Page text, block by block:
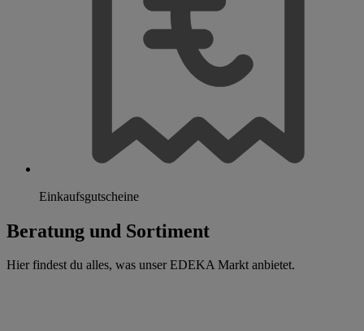
Einkaufsgutscheine
Beratung und Sortiment
Hier findest du alles, was unser EDEKA Markt anbietet.